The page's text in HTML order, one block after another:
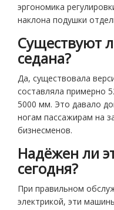
эргономика
наклона подушки
Существуют
седана?
Да, существовала
составляла примерно
5000 мм. Это давало
ногам пассажирам на
бизнесменов.
Надёжен ли
сегодня?
При правильном
электрикой, эти